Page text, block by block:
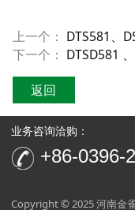
上一个： DTS581、
下一个： DTSD581
返回
业务咨询洽购：
+86-0396-
Copyright © 2025 河南金